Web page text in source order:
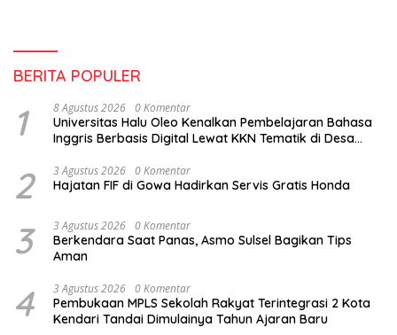
BERITA POPULER
1 8 Agustus 2026 0 Komentar
Universitas Halu Oleo Kenalkan Pembelajaran Bahasa
Inggris Berbasis Digital Lewat KKN Tematik di Desa
2 3 Agustus 2026 0 Komentar
Hajatan FIF di Gowa Hadirkan Servis Gratis Honda
3 3 Agustus 2026 0 Komentar
Berkendara Saat Panas, Asmo Sulsel Bagikan Tips
Aman
4 3 Agustus 2026 0 Komentar
Pembukaan MPLS Sekolah Rakyat Terintegrasi 2 Kota
Kendari Tandai Dimulainya Tahun Ajaran Baru